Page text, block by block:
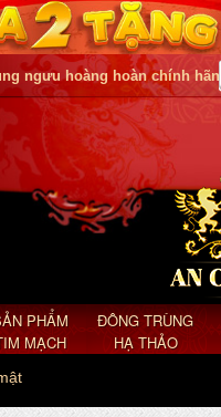
ngưu hoàng hoàn chính hãng
PHẨM
MẠCH
ĐÔNG TRÙNG
HẠ THẢO